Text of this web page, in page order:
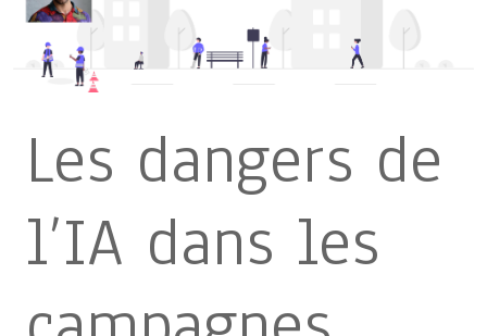
Les dangers de
l’IA dans les